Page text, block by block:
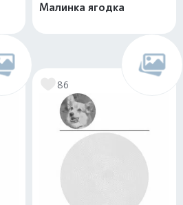
Малинка ягодка
86